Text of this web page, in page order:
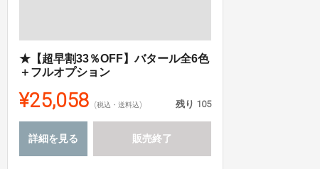
★【超早割33％OFF】バタール全6色
＋フルオプション
¥25,058 (税込・送料込) 残り 105
詳細を見る 販売終了